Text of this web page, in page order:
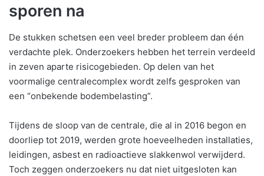
sporen na
De stukken schetsen een veel breder probleem dan één
verdachte plek. Onderzoekers hebben het terrein verdeeld
in zeven aparte risicogebieden. Op delen van het
voormalige centralecomplex wordt zelfs gesproken van
een “onbekende bodembelasting”.
Tijdens de sloop van de centrale, die al in 2016 begon en
doorliep tot 2019, werden grote hoeveelheden installaties,
leidingen, asbest en radioactieve slakkenwol verwijderd.
Toch zeggen onderzoekers nu dat niet uitgesloten kan